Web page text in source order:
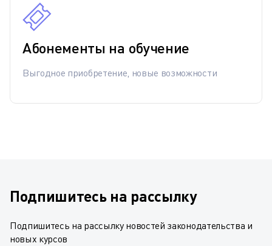
Абонементы на обучение
Выгодное приобретение, новые возможности
Подпишитесь на рассылку
Подпишитесь на рассылку новостей законодательства и
новых курсов